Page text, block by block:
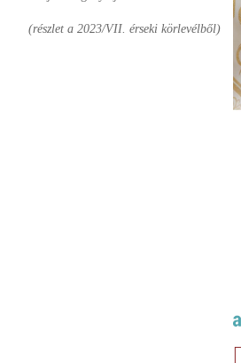
(részlet a 2023/VII. érseki körlevélből)